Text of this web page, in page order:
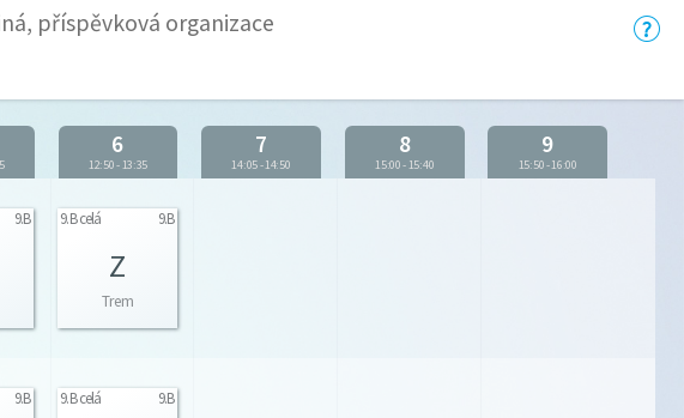
příspěvková organizace
6
12:50-13:35
7
14:05-14:50
8
15:00-15:40
9
15:50-16:00
9.B 9.B celá 9.B
Z
Trem
9.B 9.B celá 9.B